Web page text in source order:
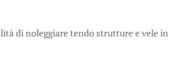
di noleggiare tendo strutture e vele in